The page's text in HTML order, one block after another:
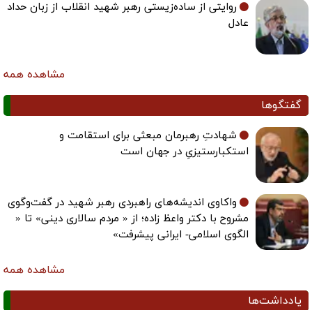
روایتی از ساده‌زیستی رهبر شهید انقلاب از زبان حداد
عادل
مشاهده همه
گفتگوها
شهادتِ رهبرمان مبعثی برای استقامت و
استکبارستیزیِ در جهان است
واکاوی اندیشه‌های راهبردی رهبر شهید در گفت‌وگوی
مشروح با دکتر واعظ زاده؛ از « مردم سالاری دینی» تا «
الگوی اسلامی- ایرانی پیشرفت»
مشاهده همه
یادداشت‌ها